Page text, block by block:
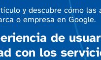
y descubre cómo
o empresa en Google.
de
con los